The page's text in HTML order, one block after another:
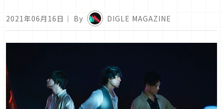
2021年06月16日 ｜ By DIGLE MAGAZINE